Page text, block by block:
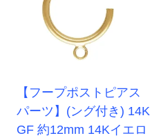
【フープポストピアス
パーツ】(ング付き) 14K
GF 約12mm 14Kイエロ